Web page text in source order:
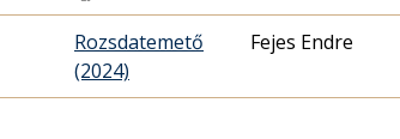
Rozsdatemető
(2024)
Fejes Endre